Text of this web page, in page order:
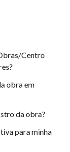
Centro
obra em
da obra?
para minha